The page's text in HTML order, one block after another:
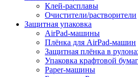
Клей-расплавы
Очистители/растворители
Защитная упаковка
AirPad-машины
Плёнка для AirPad-машин
Защитная плёнка в
Упаковка крафтовой
Paper-машины